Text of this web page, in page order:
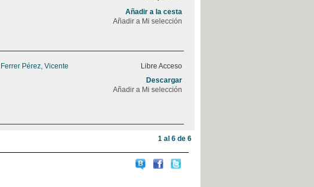
Añadir a la cesta
Añadir a Mi selección
Ferrer Pérez, Vicente
Libre Acceso
Descargar
Añadir a Mi selección
1 al 6 de 6